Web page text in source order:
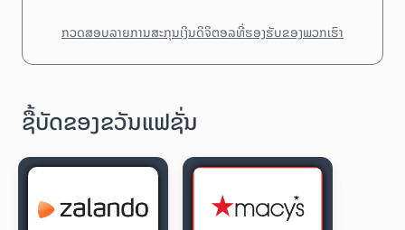
ກວດສອບລາຍການສະກຸນເງິນດິຈິຕອລທີ່ຮອງຮັບຂອງພວກເຮົາ
ຊື້ບັດຂອງຂວັນແຟຊັ່ນ